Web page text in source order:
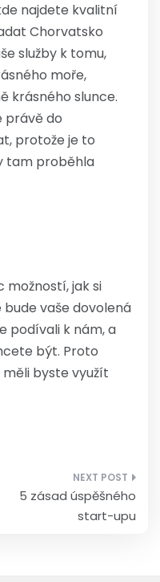
najdete kvalitní
Chorvatsko
služby k tomu,
moře,
krásného slunce.
právě do
protože je to
tam proběhla
možností, jak si
vaše dovolená
podívali k nám, a
být. Proto
byste využít
5 zásad úspěšného
start-upu